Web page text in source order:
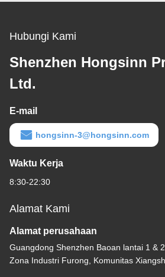
Hubungi Kami
Shenzhen Hongsinn
Ltd.
E-mail
hongsinn-3@hongsinn.com
Waktu Kerja
8:30-22:30
Alamat Kami
Alamat perusahaan
Guangdong Shenzhen Baoan lantai 1 &
Zona Industri Furong, Komunitas